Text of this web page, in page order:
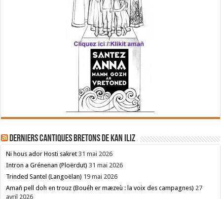
Derniers cantiques bretons de Kan Iliz
Ni hous ador Hosti sakret 31 mai 2026
Intron a Grénenan (Ploërdut) 31 mai 2026
Trinded Santel (Langoëlan) 19 mai 2026
Amañ pell doh en trouz (Bouéh er mæzeù : la voix des campagnes) 27
avril 2026